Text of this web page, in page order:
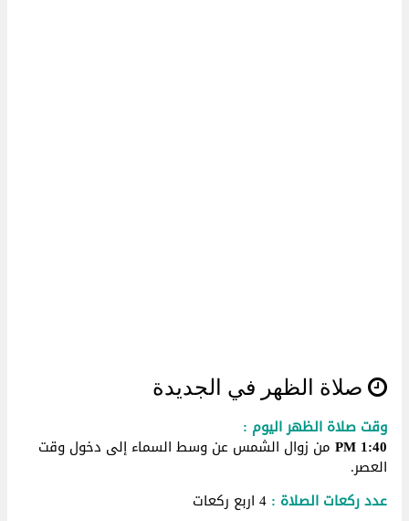
صلاة الظهر في الجديدة
وقت صلاة الظهر اليوم :
1:40 PM من زوال الشمس عن وسط السماء إلى دخول وقت
العصر.
عدد ركعات الصلاة :